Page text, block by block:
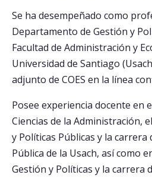
Se ha desempeñado como
Departamento de Gestión y
Facultad de Administración y
Universidad de Santiago
adjunto de COES en la línea
Posee experiencia docente en
Ciencias de la Administración,
y Políticas Públicas y la carrera
Pública de la Usach, así como
Gestión y Políticas y la carrera